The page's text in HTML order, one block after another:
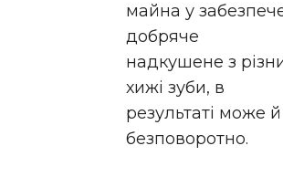
майна у
добряче
надкушене з
хижі зуби, в
результаті може
безповоротно.